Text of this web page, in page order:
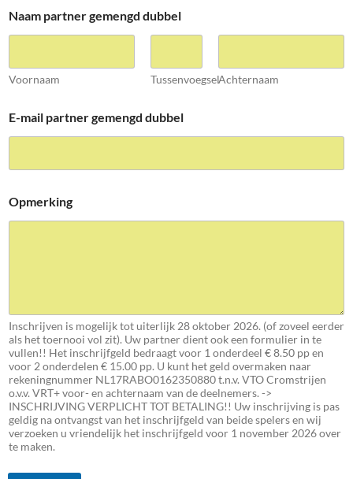
Naam partner gemengd dubbel
Voornaam TussenvoegselAchternaam
E-mail partner gemengd dubbel
Opmerking
Inschrijven is mogelijk tot uiterlijk 28 oktober 2026. (of zoveel eerder
als het toernooi vol zit). Uw partner dient ook een formulier in te
vullen!! Het inschrijfgeld bedraagt voor 1 onderdeel € 8.50 pp en
voor 2 onderdelen € 15.00 pp. U kunt het geld overmaken naar
rekeningnummer NL17RABO0162350880 t.n.v. VTO Cromstrijen
o.v.v. VRT+ voor- en achternaam van de deelnemers. ->
INSCHRIJVING VERPLICHT TOT BETALING!! Uw inschrijving is pas
geldig na ontvangst van het inschrijfgeld van beide spelers en wij
verzoeken u vriendelijk het inschrijfgeld voor 1 november 2026 over
te maken.